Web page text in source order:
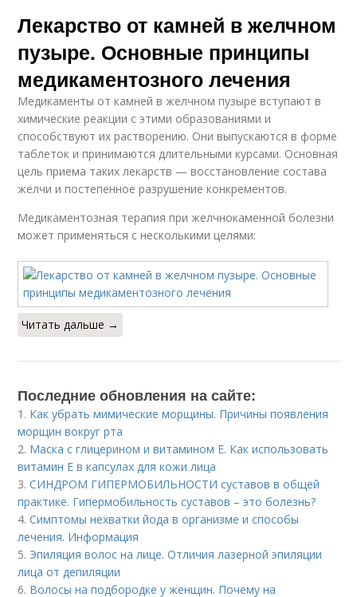
Лекарство от камней в желчном
пузыре. Основные принципы
медикаментозного лечения
Медикаменты от камней в желчном пузыре вступают в
химические реакции с этими образованиями и
способствуют их растворению. Они выпускаются в форме
таблеток и принимаются длительными курсами. Основная
цель приема таких лекарств — восстановление состава
желчи и постепенное разрушение конкрементов.
Медикаментозная терапия при желчнокаменной болезни
может применяться с несколькими целями:
Читать дальше →
Последние обновления на сайте:
1. Как убрать мимические морщины. Причины появления
морщин вокруг рта
2. Маска с глицерином и витамином Е. Как использовать
витамин E в капсулах для кожи лица
3.СИНДРОМ ГИПЕРМОБИЛЬНОСТИ суставов в общей
практике. Гипермобильность суставов – это болезнь?
4.Симптомы нехватки йода в организме и способы
лечения. Информация
5. Эпиляция волос на лице. Отличия лазерной эпиляции
лица от депиляции
6. Волосы на подбородке у женщин. Почему на